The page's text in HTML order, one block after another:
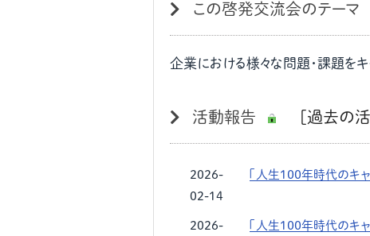
この啓発交流会のテーマ
企業における様々な問題・課題を
活動報告 [過去の
2026-
02-14
「人生１００年時代の
2026-
「人生１００年時代の